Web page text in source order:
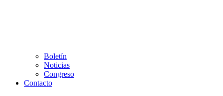
Boletín
Noticias
Congreso
Contacto